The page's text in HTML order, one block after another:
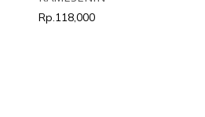
Rp.118,000